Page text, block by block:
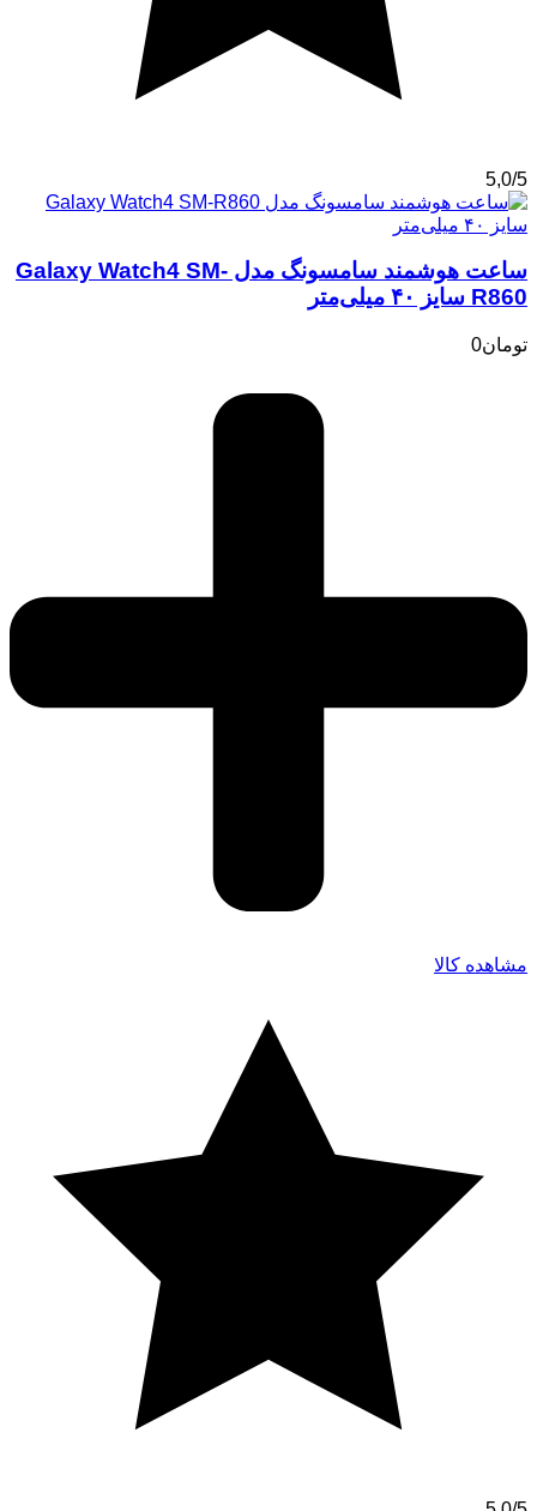
5,0/5
ساعت هوشمند سامسونگ مدل Galaxy Watch4 SM-
R860 سایز ۴۰ میلی‌متر
تومان0
مشاهده کالا